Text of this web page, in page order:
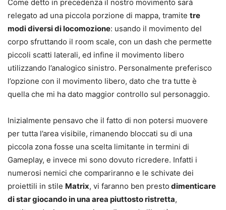
Come detto in precedenza il nostro movimento sarà
relegato ad una piccola porzione di mappa, tramite tre
modi diversi di locomozione: usando il movimento del
corpo sfruttando il room scale, con un dash che permette
piccoli scatti laterali, ed infine il movimento libero
utilizzando l’analogico sinistro. Personalmente preferisco
l’opzione con il movimento libero, dato che tra tutte è
quella che mi ha dato maggior controllo sul personaggio.
Inizialmente pensavo che il fatto di non potersi muovere
per tutta l’area visibile, rimanendo bloccati su di una
piccola zona fosse una scelta limitante in termini di
Gameplay, e invece mi sono dovuto ricredere. Infatti i
numerosi nemici che compariranno e le schivate dei
proiettili in stile Matrix, vi faranno ben presto dimenticare
di star giocando in una area piuttosto ristretta,